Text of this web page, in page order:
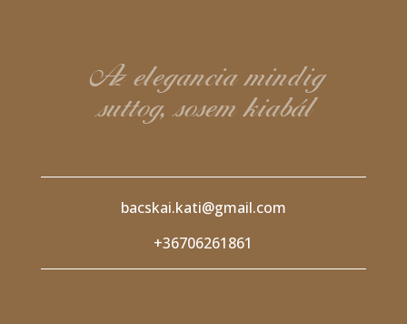
Az elegancia mindig
suttog, sosem kiabál
bacskai.kati@gmail.com
+36706261861